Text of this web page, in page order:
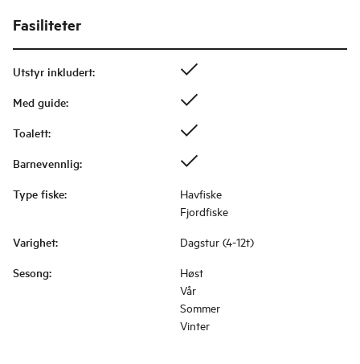
Fasiliteter
Utstyr inkludert:
Med guide:
Toalett:
Barnevennlig:
Type fiske:
Havfiske
Fjordfiske
Varighet: Dagstur (4-12t)
Sesong:
Høst
Vår
Sommer
Vinter